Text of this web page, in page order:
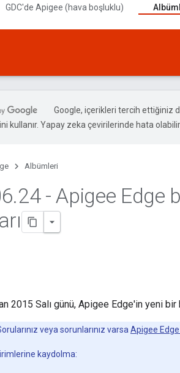
GDC'de Apigee (hava boşluklu)
Google, içerikleri tercih ettiğiniz
kullanır. Yapay zeka çevirilerinde hata olabilir.
Albümleri
.24 - Apigee Edge
2015 Salı günü, Apigee Edge'in yeni bir
veya sorunlarınız varsa Apigee
kaydolma: